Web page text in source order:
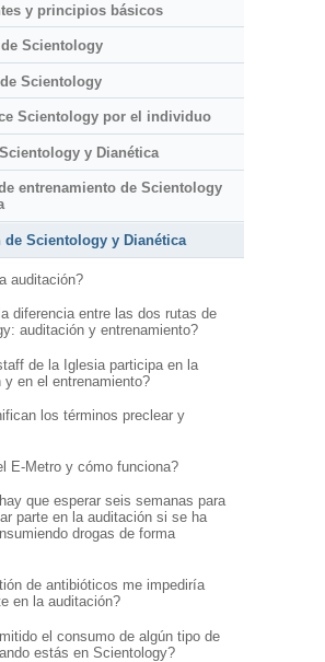
y principios básicos
Scientology
Scientology
Scientology por el individuo
y Dianética
entrenamiento de Scientology
de Scientology y Dianética
auditación?
diferencia entre las dos rutas de
auditación y entrenamiento?
de la Iglesia participa en la
y en el entrenamiento?
los términos preclear y
E-Metro y cómo funciona?
que esperar seis semanas para
parte en la auditación si se ha
drogas de forma
de antibióticos me impediría
en la auditación?
el consumo de algún tipo de
estás en Scientology?